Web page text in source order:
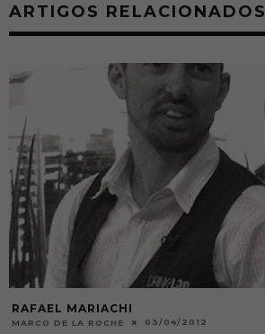
ARTIGOS RELACIONADOS
RAFAEL MARIACHI
MARCO DE LA ROCHE 03/04/2012